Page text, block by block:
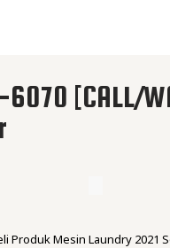
6070 [CALL/
Produk Mesin Laundry 2021